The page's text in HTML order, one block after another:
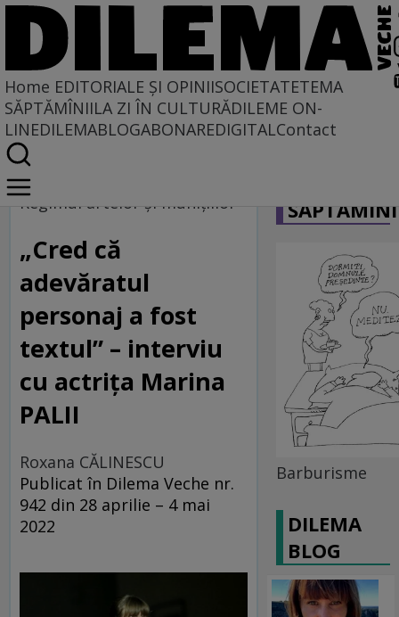
Home EDITORIALE ȘI OPINIISOCIETATETEMA
SĂPTĂMÎNIILA ZI ÎN CULTURĂDILEME ON-
LINEDILEMABLOGABONAREDIGITALContact
Home
Regimul artelor și munițiilor
Regimul artelor şi muniţiilor
„Cred că
adevăratul
personaj a fost
textul” – interviu
cu actrița Marina
PALII
Roxana CĂLINESCU
Publicat în Dilema Veche nr.
942 din 28 aprilie – 4 mai
2022
Barburisme
DILEMA
BLOG